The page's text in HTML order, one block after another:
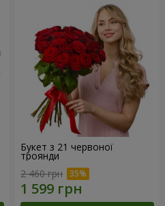
Букет з 21 червоної
троянди
2 460 грн